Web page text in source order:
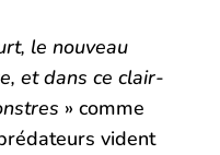
le nouveau
et dans ce clair-
» comme
vident